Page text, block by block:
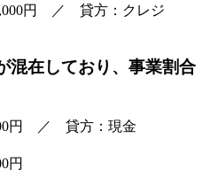
円 ／ 貸方：クレジ
混在しており、事業割合
円 ／ 貸方：現金
円